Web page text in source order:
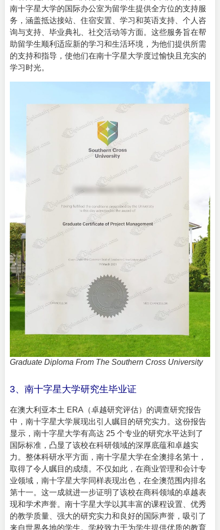
南十字星大学的国际办公室为留学生提供全方位的支持服
务，涵盖抵达接站、住宿安置、学习和英语支持、个人咨
询与支持、毕业典礼、社交活动等方面。这些服务旨在帮
助留学生顺利适应新的学习和生活环境，为他们提供所需
的支持和指导，使他们在南十字星大学度过愉快且充实的
学习时光。
Graduate Diploma From The Southern Cross University
3、南十字星大学研究生毕业证
在澳大利亚本土 ERA（卓越研究评估）的调查研究报告
中，南十字星大学展现出引人瞩目的研究实力。这份报告
显示，南十字星大学有高达 25 个专业的研究水平达到了
国际标准，凸显了该校在科研领域的深厚底蕴和卓越实
力。整体科研水平方面，南十字星大学在全澳排名第十，
取得了令人瞩目的成绩。不仅如此，在商业管理和会计专
业领域，南十字星大学同样表现出色，在全澳范围内排名
第十一。这一成就进一步证明了该校在商科领域的卓越表
现和学术声誉。南十字星大学以其丰富的课程设置、优秀
的教学质量、强大的研究实力和良好的国际声誉，吸引了
来自世界各地的学生。学校致力于为学生提供优质的教育